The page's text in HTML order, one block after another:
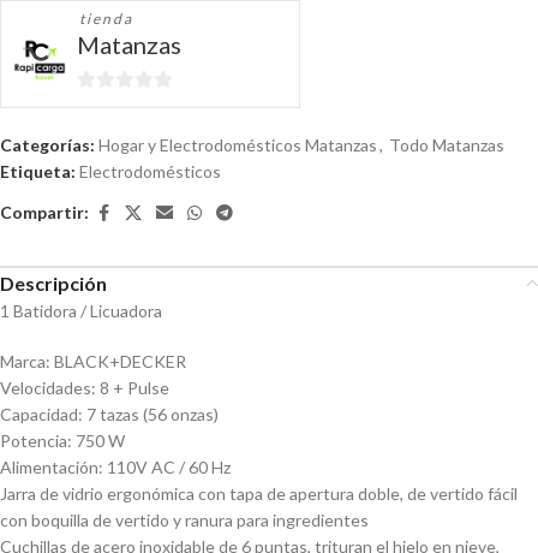
tienda
Matanzas
0
Categorías: Hogar y Electrodomésticos Matanzas, Todo Matanzas
Etiqueta: Electrodomésticos
Compartir:
Descripción
1 Batidora / Licuadora
Marca: BLACK+DECKER
Velocidades: 8 + Pulse
Capacidad: 7 tazas (56 onzas)
Potencia: 750 W
Alimentación: 110V AC / 60 Hz
Jarra de vidrio ergonómica con tapa de apertura doble, de vertido fácil
con boquilla de vertido y ranura para ingredientes
Cuchillas de acero inoxidable de 6 puntas, trituran el hielo en nieve,